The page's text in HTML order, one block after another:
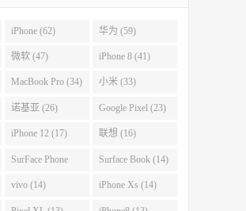
iPhone (62) 华为 (59)
微软 (47) iPhone 8 (41)
MacBook Pro (34) 小米 (33)
诺基亚 (26) Google Pixel (23)
iPhone 12 (17) 联想 (16)
SurFace Phone
(14)
Surface Book (14)
vivo (14) iPhone Xs (14)